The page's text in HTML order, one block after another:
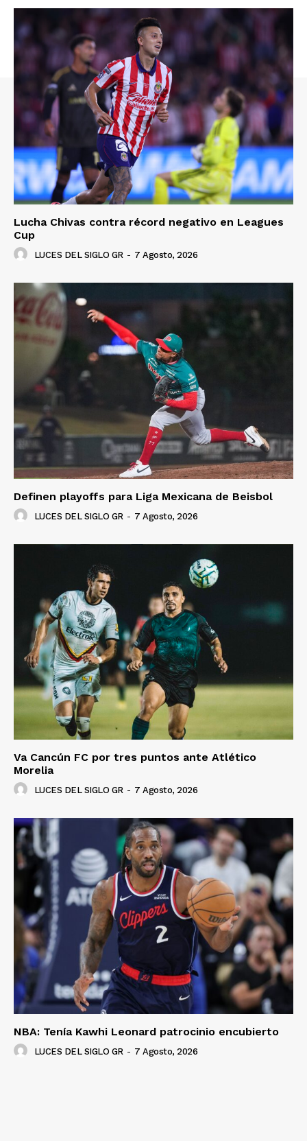
Luces
Del Siglo
Lucha Chivas contra récord negativo en Leagues
Cup
LUCES DEL SIGLO GR - 7 Agosto, 2026
Definen playoffs para Liga Mexicana de Beisbol
LUCES DEL SIGLO GR - 7 Agosto, 2026
Va Cancún FC por tres puntos ante Atlético
Morelia
LUCES DEL SIGLO GR - 7 Agosto, 2026
NBA: Tenía Kawhi Leonard patrocinio encubierto
LUCES DEL SIGLO GR - 7 Agosto, 2026